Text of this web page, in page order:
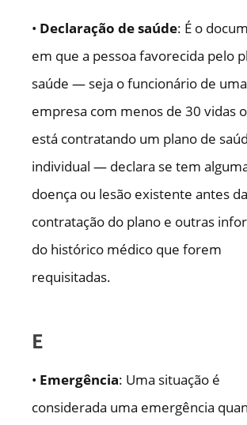
• Declaração de saúde: É o
em que a pessoa favorecida pelo
saúde — seja o funcionário de uma
empresa com menos de 30 vidas
está contratando um plano de
individual — declara se tem
doença ou lesão existente antes da
contratação do plano e outras
do histórico médico que forem
requisitadas.
E
• Emergência: Uma situação é
considerada uma emergência